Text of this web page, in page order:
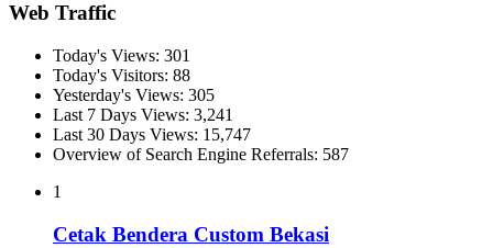
Web Traffic
Today's Views: 301
Today's Visitors: 88
Yesterday's Views: 305
Last 7 Days Views: 3,241
Last 30 Days Views: 15,747
Overview of Search Engine Referrals: 587
1
Cetak Bendera Custom Bekasi